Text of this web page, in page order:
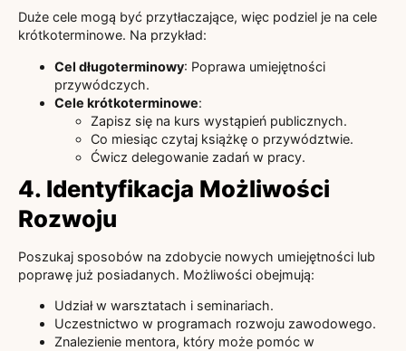
Duże cele mogą być przytłaczające, więc podziel je na cele
krótkoterminowe. Na przykład:
Cel długoterminowy: Poprawa umiejętności
przywódczych.
Cele krótkoterminowe:
Zapisz się na kurs wystąpień publicznych.
Co miesiąc czytaj książkę o przywództwie.
Ćwicz delegowanie zadań w pracy.
4. Identyfikacja Możliwości
Rozwoju
Poszukaj sposobów na zdobycie nowych umiejętności lub
poprawę już posiadanych. Możliwości obejmują:
Udział w warsztatach i seminariach.
Uczestnictwo w programach rozwoju zawodowego.
Znalezienie mentora, który może pomóc w